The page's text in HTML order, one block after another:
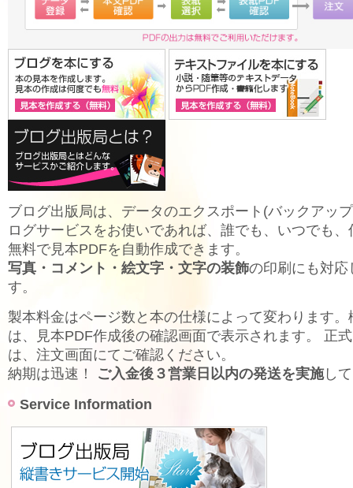
ブログ出版局は、データのエクスポート(バックアッ
ログサービスをお使いであれば、誰でも、いつでも、
無料で見本PDFを自動作成できます。
写真・コメント・絵文字・文字の装飾の印刷にも対応
す。
製本料金はページ数と本の仕様によって変わります。
は、見本PDF作成後の確認画面で表示されます。 正
は、注文画面にてご確認ください。
納期は迅速！ ご入金後３営業日以内の発送を実施し
Service Information